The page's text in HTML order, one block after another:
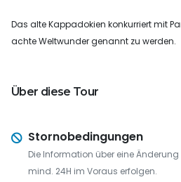
Das alte Kappadokien konkurriert mit
achte Weltwunder genannt zu werden.
Über diese Tour
Stornobedingungen
Die Information über eine
mind. 24H im Voraus erfolgen.